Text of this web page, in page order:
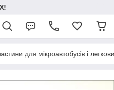
для мікроавтобусів і